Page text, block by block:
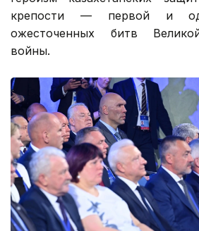
крепости — первой и
ожесточенных битв
войны.